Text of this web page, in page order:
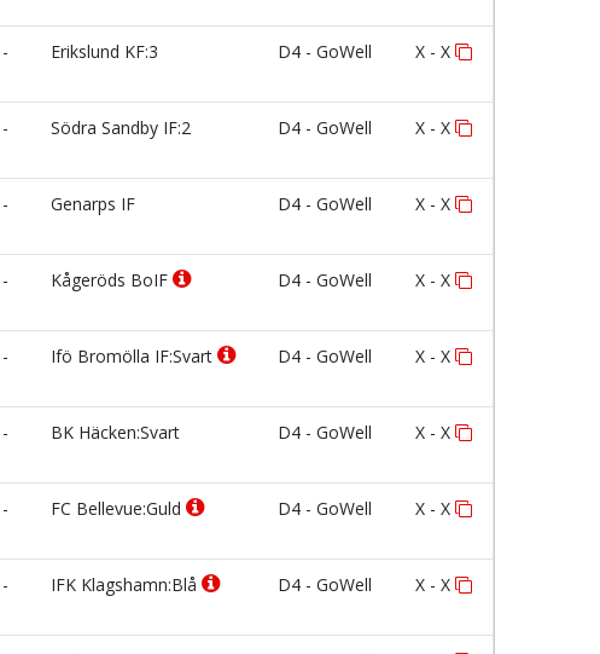
- Erikslund KF:3 D4 - GoWell X - X
- Södra Sandby IF:2 D4 - GoWell X - X
- Genarps IF D4 - GoWell X - X
- Kågeröds BoIF D4 - GoWell X - X
- Ifö Bromölla IF:Svart D4 - GoWell X - X
- BK Häcken:Svart D4 - GoWell X - X
- FC Bellevue:Guld D4 - GoWell X - X
- IFK Klagshamn:Blå D4 - GoWell X - X